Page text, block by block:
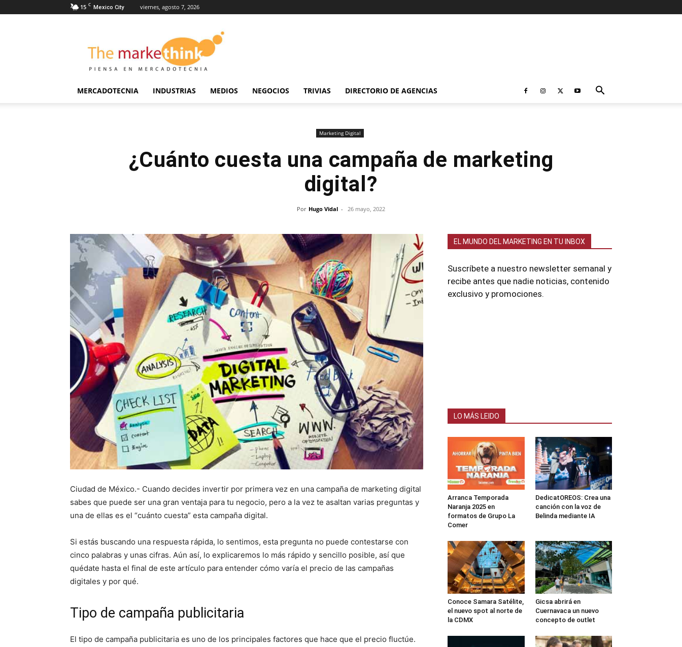
15 C Mexico City viernes, agosto 7, 2026
Markethink
MERCADOTECNIA INDUSTRIAS MEDIOS NEGOCIOS TRIVIAS DIRECTORIO DE AGENCIAS
Marketing Digital
¿Cuánto cuesta una campaña de marketing
digital?
Por Hugo Vidal - 26 mayo, 2022
Ciudad de México.- Cuando decides invertir por primera vez en una campaña de marketing digital
sabes que puede ser una gran ventaja para tu negocio, pero a la vez te asaltan varias preguntas y
una de ellas es el “cuánto cuesta” esta campaña digital.
Si estás buscando una respuesta rápida, lo sentimos, esta pregunta no puede contestarse con
cinco palabras y unas cifras. Aún así, lo explicaremos lo más rápido y sencillo posible, así que
quédate hasta el final de este artículo para entender cómo varía el precio de las campañas
digitales y por qué.
Tipo de campaña publicitaria
El tipo de campaña publicitaria es uno de los principales factores que hace que el precio fluctúe.
EL MUNDO DEL MARKETING EN TU INBOX
Suscríbete a nuestro newsletter semanal y
recibe antes que nadie noticias, contenido
exclusivo y promociones.
LO MÁS LEIDO
Arranca Temporada
Naranja 2025 en
formatos de Grupo La
Comer
DedicatOREOS: Crea una
canción con la voz de
Belinda mediante IA
Conoce Samara Satélite,
el nuevo spot al norte de
la CDMX
Gicsa abrirá en
Cuernavaca un nuevo
concepto de outlet